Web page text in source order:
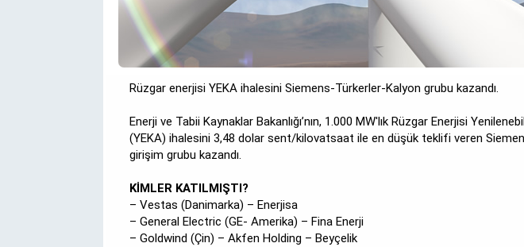
Rüzgar enerjisi YEKA ihalesini Siemens-Türkerler-Kalyon grubu kazandı.
Enerji ve Tabii Kaynaklar Bakanlığı’nın, 1.000 MW'lık Rüzgar Enerjisi
(YEKA) ihalesini 3,48 dolar sent/kilovatsaat ile en düşük teklifi veren
girişim grubu kazandı.
KİMLER KATILMIŞTI?
– Vestas (Danimarka) – Enerjisa
– General Electric (GE- Amerika) – Fina Enerji
– Goldwind (Çin) – Akfen Holding – Beyçelik